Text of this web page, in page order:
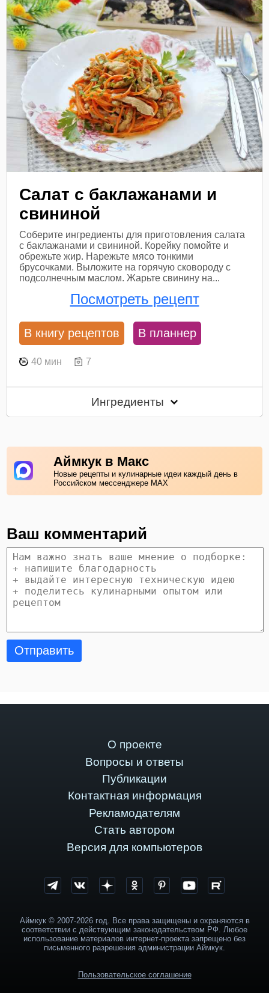
Салат с баклажанами и
свининой
Соберите ингредиенты для приготовления салата
с баклажанами и свининой. Корейку помойте и
обрежьте жир. Нарежьте мясо тонкими
брусочками. Выложите на горячую сковороду с
подсолнечным маслом. Жарьте свинину на...
Посмотреть рецепт
В книгу рецептов В планнер
40 мин 7
Ингредиенты
Аймкук в Макс
Новые рецепты и кулинарные идеи каждый день в
Российском мессенджере MAX
Ваш комментарий
Отправить
О проекте
Вопросы и ответы
Публикации
Контактная информация
Рекламодателям
Стать автором
Версия для компьютеров
Аймкук © 2007-2026 год. Все права защищены и охраняются в
соответствии с действующим законодательством РФ. Любое
использование материалов интернет-проекта запрещено без
письменного разрешения администрации Аймкук.
Пользовательское соглашение